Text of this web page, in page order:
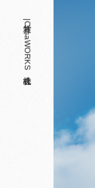
雑貨|CasaWORKS株式会社